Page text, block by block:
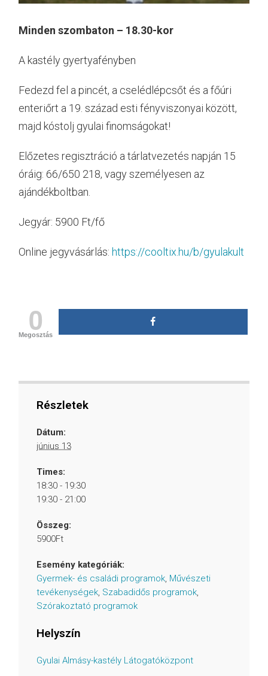
Minden szombaton – 18.30-kor
A kastély gyertyafényben
Fedezd fel a pincét, a cselédlépcsőt és a főúri
enteriőrt a 19. század esti fényviszonyai között,
majd kóstolj gyulai finomságokat!
Előzetes regisztráció a tárlatvezetés napján 15
óráig: 66/650 218, vagy személyesen az
ajándékboltban.
Jegyár: 5900 Ft/fő
Online jegyvásárlás: https://cooltix.hu/b/gyulakult
0
Megosztás
Részletek
Dátum:
június 13
Times:
18:30 - 19:30
19:30 - 21:00
Összeg:
5900Ft
Esemény kategóriák:
Gyermek- és családi programok, Művészeti
tevékenységek, Szabadidős programok,
Szórakoztató programok
Helyszín
Gyulai Almásy-kastély Látogatóközpont